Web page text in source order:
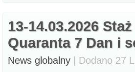
13-14.03.2026
Quaranta 7 Dan i
News globalny | Dodano 27